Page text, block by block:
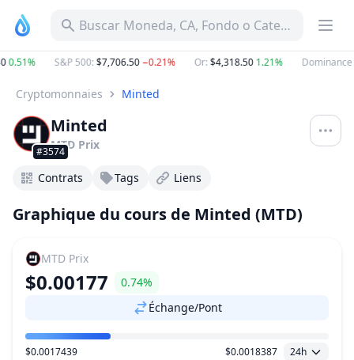
Buscar Moneda, CA, Fondo o Categoría
0.51% S&P 500:$7,706.50−0.21% Or:$4,318.501.21% Dominance
Cryptomonnaies Minted
#3574
Minted
MTD Prix
Contrats Tags Liens
Graphique du cours de Minted (MTD)
MTD Prix
$0.00177
0.74%
Échange/Pont
Plage de prix
$0.0017439 $0.0018387 24h